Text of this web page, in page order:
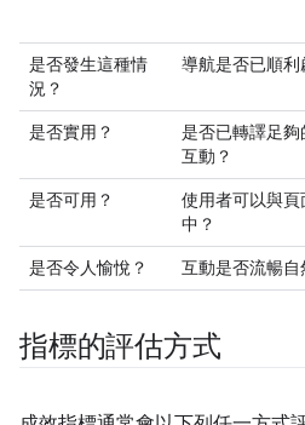
是否發生這種情
況？
導航是否已順利
是否實用？
是否已轉譯足
互動？
是否可用？
使用者可以與
中？
是否令人愉悅？
互動是否流暢自
指標的評估方式